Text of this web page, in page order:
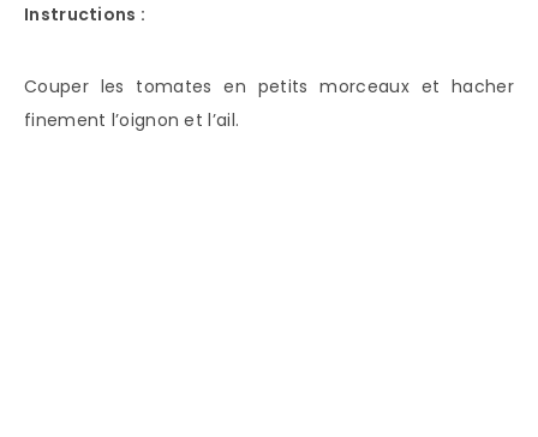
Instructions :
Couper les tomates en petits morceaux et hacher
finement l’oignon et l’ail.